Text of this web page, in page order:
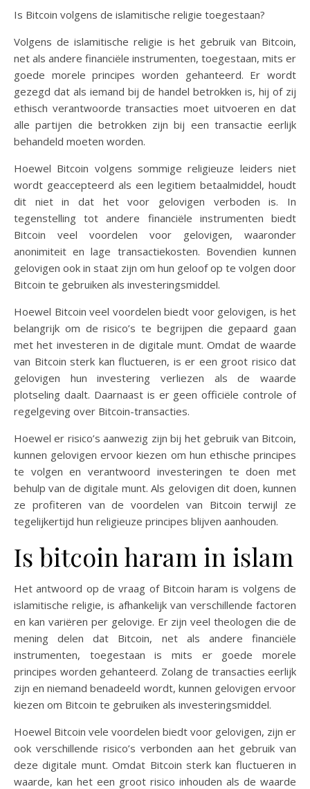
Is Bitcoin volgens de islamitische religie toegestaan?
Volgens de islamitische religie is het gebruik van Bitcoin,
net als andere financiële instrumenten, toegestaan, mits er
goede morele principes worden gehanteerd. Er wordt
gezegd dat als iemand bij de handel betrokken is, hij of zij
ethisch verantwoorde transacties moet uitvoeren en dat
alle partijen die betrokken zijn bij een transactie eerlijk
behandeld moeten worden.
Hoewel Bitcoin volgens sommige religieuze leiders niet
wordt geaccepteerd als een legitiem betaalmiddel, houdt
dit niet in dat het voor gelovigen verboden is. In
tegenstelling tot andere financiële instrumenten biedt
Bitcoin veel voordelen voor gelovigen, waaronder
anonimiteit en lage transactiekosten. Bovendien kunnen
gelovigen ook in staat zijn om hun geloof op te volgen door
Bitcoin te gebruiken als investeringsmiddel.
Hoewel Bitcoin veel voordelen biedt voor gelovigen, is het
belangrijk om de risico’s te begrijpen die gepaard gaan
met het investeren in de digitale munt. Omdat de waarde
van Bitcoin sterk kan fluctueren, is er een groot risico dat
gelovigen hun investering verliezen als de waarde
plotseling daalt. Daarnaast is er geen officiële controle of
regelgeving over Bitcoin-transacties.
Hoewel er risico’s aanwezig zijn bij het gebruik van Bitcoin,
kunnen gelovigen ervoor kiezen om hun ethische principes
te volgen en verantwoord investeringen te doen met
behulp van de digitale munt. Als gelovigen dit doen, kunnen
ze profiteren van de voordelen van Bitcoin terwijl ze
tegelijkertijd hun religieuze principes blijven aanhouden.
Is bitcoin haram in islam
Het antwoord op de vraag of Bitcoin haram is volgens de
islamitische religie, is afhankelijk van verschillende factoren
en kan variëren per gelovige. Er zijn veel theologen die de
mening delen dat Bitcoin, net als andere financiële
instrumenten, toegestaan is mits er goede morele
principes worden gehanteerd. Zolang de transacties eerlijk
zijn en niemand benadeeld wordt, kunnen gelovigen ervoor
kiezen om Bitcoin te gebruiken als investeringsmiddel.
Hoewel Bitcoin vele voordelen biedt voor gelovigen, zijn er
ook verschillende risico’s verbonden aan het gebruik van
deze digitale munt. Omdat Bitcoin sterk kan fluctueren in
waarde, kan het een groot risico inhouden als de waarde